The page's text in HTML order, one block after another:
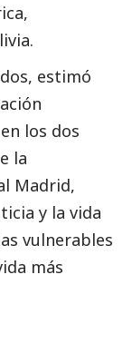
estimó
los dos
la
Madrid,
y la vida
vulnerables
más